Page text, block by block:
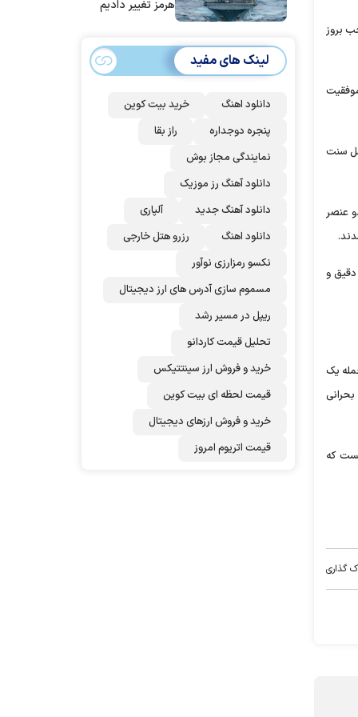
بروز
عزیز ما در شهرستان راسک ۴ شهید بلوچ اهل سنت
عنصر
دقیق و
یک
نیست که
گذاری
هرمز تغییر دادیم
لینک های مفید
دانلود اهنگ
خرید بیت کوین
پنجره دوجداره
راز بقا
نمایندگی مجاز بوش
دانلود آهنگ رز‌ موزیک
دانلود آهنگ جدید
آلپاری
دانلود اهنگ
رزرو هتل خارجی
نکسو رمزارزی نوآور
مسموم سازی آدرس های ارز دیجیتال
ریپل در مسیر رشد
تحلیل قیمت کاردانو
خرید و فروش ارز سینتتیکس
قیمت لحظه ای بیت کوین
خرید و فروش ارزهای دیجیتال
قیمت اتریوم امروز